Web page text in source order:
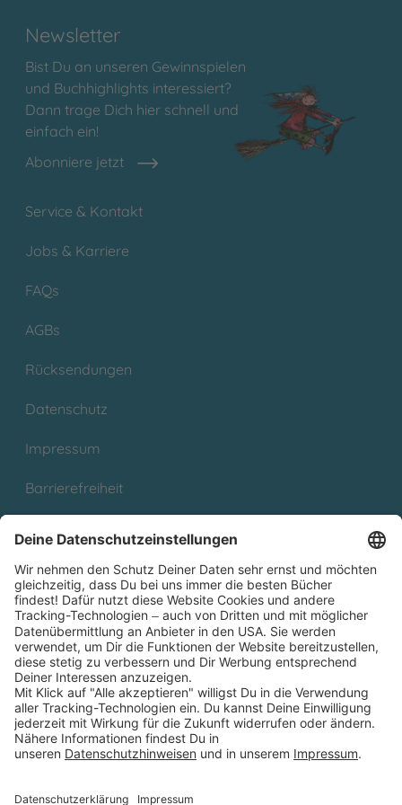
Newsletter
Bist Du an unseren Gewinnspielen
und Buchhighlights interessiert?
Dann trage Dich hier schnell und
einfach ein!
Abonniere jetzt
Service & Kontakt
Jobs & Karriere
FAQs
AGBs
Rücksendungen
Datenschutz
Impressum
Barrierefreiheit
Partnerprogramm (Affiliate)
Folge uns auf
* Versandkostenfrei ab 9,00 € Bestellwert innerhalb
Deutschlands
** Lieferzeit 1-3 Werktage innerhalb Deutschlands